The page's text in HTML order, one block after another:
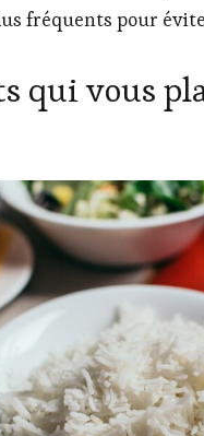
fréquents pour
qui vous